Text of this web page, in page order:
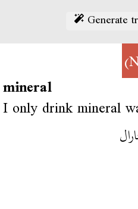
Generate
)
mineral
I only drink mineral